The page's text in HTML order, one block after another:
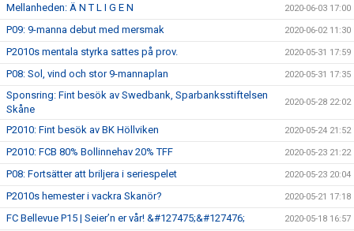
Mellanheden: Ä N T L I G E N 2020-06-03 17:00
P09: 9-manna debut med mersmak 2020-06-02 11:30
P2010s mentala styrka sattes på prov. 2020-05-31 17:59
P08: Sol, vind och stor 9-mannaplan 2020-05-31 17:35
Sponsring: Fint besök av Swedbank, Sparbanksstiftelsen
Skåne
2020-05-28 22:02
P2010: Fint besök av BK Höllviken 2020-05-24 21:52
P2010: FCB 80% Bollinnehav 20% TFF 2020-05-23 21:22
P08: Fortsätter att briljera i seriespelet 2020-05-23 20:04
P2010s hemester i vackra Skanör? 2020-05-21 17:18
FC Bellevue P15 | Seier’n er vår! &#127475;&#127476; 2020-05-18 16:57